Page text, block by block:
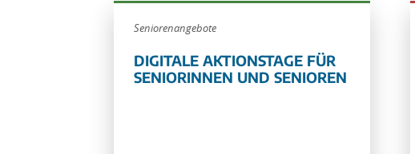
Seniorenangebote
DIGITALE AKTIONSTAGE FÜR
SENIORINNEN UND SENIOREN